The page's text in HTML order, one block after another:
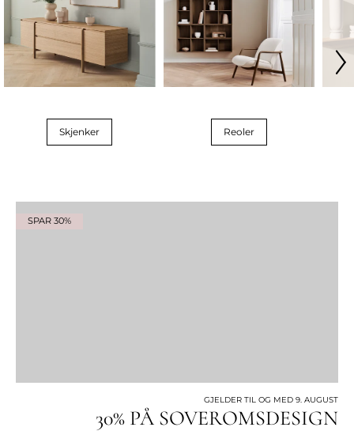
Skjenker Reoler
SPAR 30%
GJELDER TIL OG MED 9. AUGUST
30% PÅ SOVEROMSDESIGN